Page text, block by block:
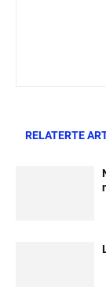
RELATERTE